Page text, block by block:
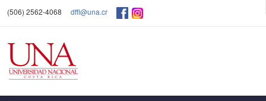
(506) 2562-4068 dffl@una.cr